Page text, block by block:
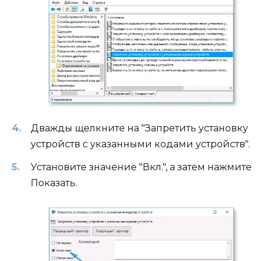
Дважды щелкните на "Запретить установку
устройств с указанными кодами устройств".
Установите значение "Вкл.", а затем нажмите
Показать.